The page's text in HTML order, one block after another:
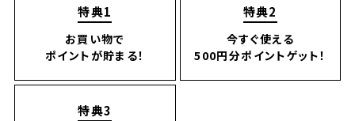
特典1
お買い物で
ポイントが貯まる！
特典2
今すぐ使える
500円分ポイントゲット！
特典3